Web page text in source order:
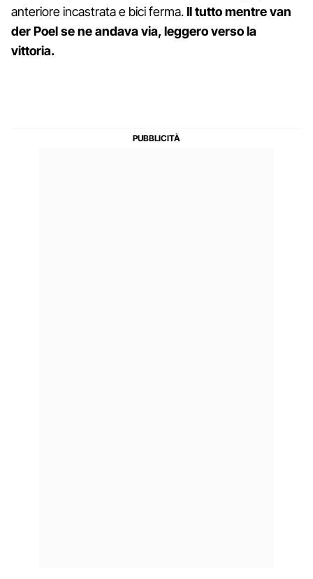
anteriore incastrata e bici ferma.Il tutto mentre van
der Poel se ne andava via, leggero verso la
vittoria.